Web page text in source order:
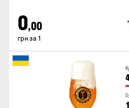
0,00
грн за 1